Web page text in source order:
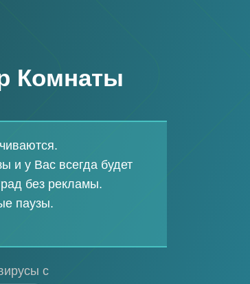
Комнаты
и у Вас всегда будет
без рекламы.
паузы.
с